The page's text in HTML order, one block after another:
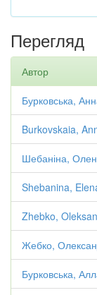
Перегляд
Автор
Бурковська,
Burkovskaia,
Шебаніна,
Shebanina,
Zhebko,
Жебко,
Бурковська,